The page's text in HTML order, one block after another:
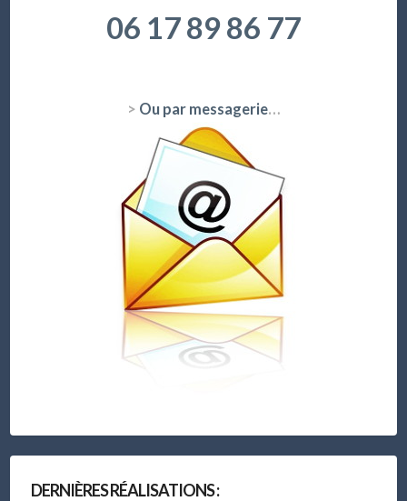
06 17 89 86 77
> Ou par messagerie…
DERNIÈRES RÉALISATIONS :